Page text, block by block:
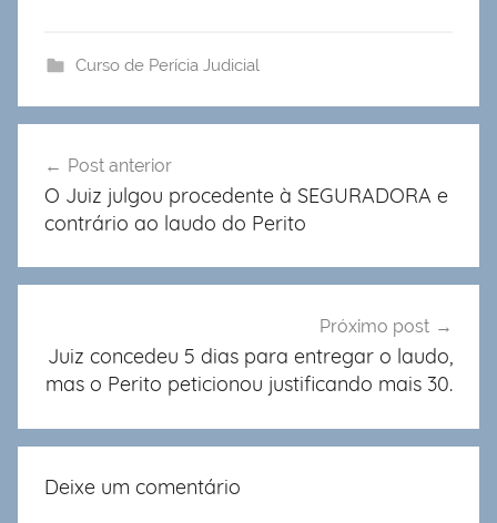
Curso de Perícia Judicial
de
Post
Post anterior
O Juiz julgou procedente à SEGURADORA e
contrário ao laudo do Perito
Próximo post
Juiz concedeu 5 dias para entregar o laudo,
mas o Perito peticionou justificando mais 30.
Deixe um comentário